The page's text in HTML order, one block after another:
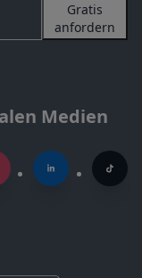
Gratis
anfordern
Medien